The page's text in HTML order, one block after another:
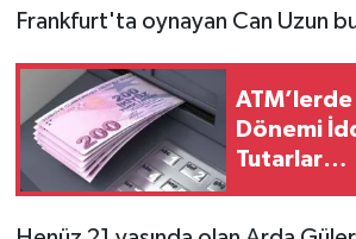
Frankfurt'ta oynayan Can Uzun
Dönemi
Tutarlar